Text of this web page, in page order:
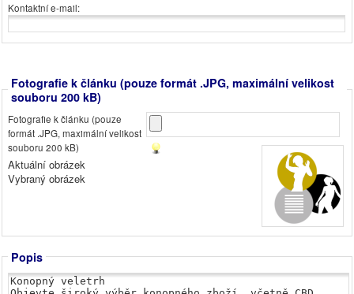
Kontaktní e-mail:
Fotografie k článku (pouze formát .JPG, maximální velikost
souboru 200 kB)
Fotografie k článku (pouze
formát .JPG, maximální velikost
souboru 200 kB)
Aktuální obrázek
Vybraný obrázek
Popis